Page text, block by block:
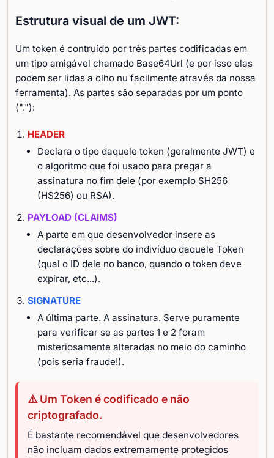
Estrutura visual de um JWT:
Um token é contruído por três partes codificadas em
um tipo amigável chamado Base64Url (e por isso elas
podem ser lidas a olho nu facilmente através da nossa
ferramenta). As partes são separadas por um ponto
("."):
HEADER
Declara o tipo daquele token (geralmente JWT) e
o algoritmo que foi usado para pregar a
assinatura no fim dele (por exemplo SH256
(HS256) ou RSA).
PAYLOAD (CLAIMS)
A parte em que desenvolvedor insere as
declarações sobre do indivíduo daquele Token
(qual o ID dele no banco, quando o token deve
expirar, etc...).
SIGNATURE
A última parte. A assinatura. Serve puramente
para verificar se as partes 1 e 2 foram
misteriosamente alteradas no meio do caminho
(pois seria fraude!).
⚠️ Um Token é codificado e não
criptografado.
É bastante recomendável que desenvolvedores
não incluam dados extremamente protegidos